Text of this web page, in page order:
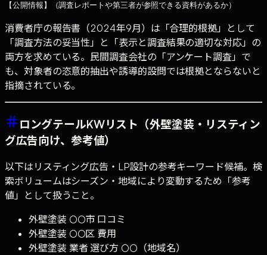
消費者庁の報告書（2024年9月）は「合理的根拠」として
「調査方法の妥当性」と「表示と調査結果の適切な対応」の
両方を求めている。民間調査会社の「アンケート調査」で
も、対象者の恣意的抽出や誘導的設問では根拠とならないと
指摘されている。
ロングテールKWリスト（外壁塗装・リスティン
グ広告向け、参考値）
以下はリスティング広告・LP設計の参考キーワード候補。検
索ボリュームはシーズン・地域により変動するため「参考
値」として扱うこと。
外壁塗装 ○○市 口コミ
外壁塗装 ○○区 費用
外壁塗装 業者 選び方 ○○（地域名）